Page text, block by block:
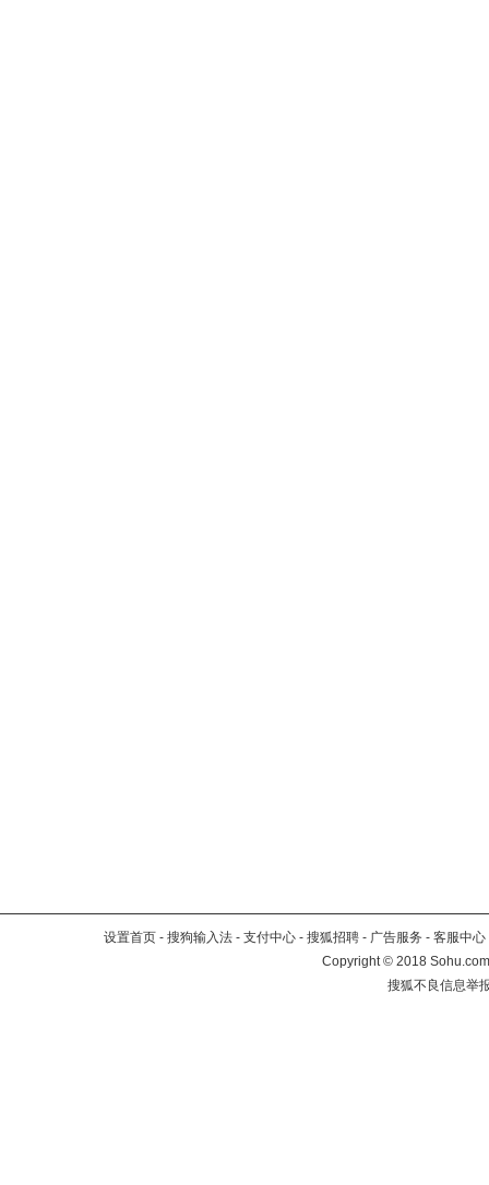
设置首页 - 搜狗输入法 - 支付中心 - 搜狐招聘 - 广告服务 - 客服中心
Copyright©2018
搜狐不良信息举